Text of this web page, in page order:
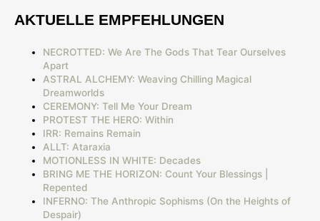
AKTUELLE EMPFEHLUNGEN
NECROTTED: We Are The Gods That Tear Ourselves
Apart
ASTRAL ALCHEMY: Weaving Chilling Magical
Dreamworlds
CEREMONY: Tell Me Your Dream
PROTEST THE HERO: Within
IRR: Remains Remain
ALLT: Ataraxia
MOTIONLESS IN WHITE: Decades
BRING ME THE HORIZON: Count Your Blessings |
Repented
INFERNO: The Anthropic Sophisms (On the Heights of
Despair)